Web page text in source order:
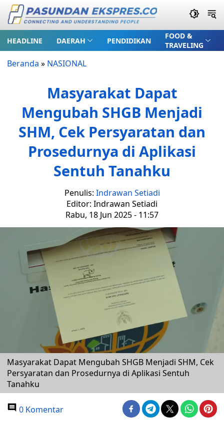
HEADLINE DAERAH PENDIDIKAN
FOOD &
TRAVELING
Beranda » NASIONAL
Masyarakat Dapat
Mengubah SHGB Menjadi
SHM, Cek Persyaratan dan
Prosedurnya di Aplikasi
Sentuh Tanahku
Penulis: Indrawan Setiadi
Editor: Indrawan Setiadi
Rabu, 18 Jun 2025 - 11:57
Masyarakat Dapat Mengubah SHGB Menjadi SHM, Cek
Persyaratan dan Prosedurnya di Aplikasi Sentuh
Tanahku
0 Komentar